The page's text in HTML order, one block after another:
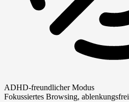
ADHD-freundlicher Modus
Fokussiertes Browsing, ablenkungsfrei